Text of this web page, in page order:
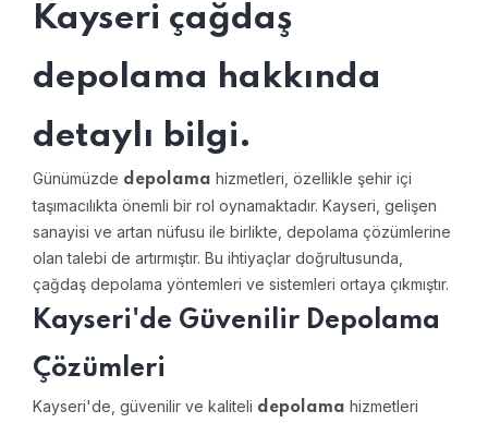
Kayseri çağdaş
depolama hakkında
detaylı bilgi.
Günümüzde depolama hizmetleri, özellikle şehir içi
taşımacılıkta önemli bir rol oynamaktadır. Kayseri, gelişen
sanayisi ve artan nüfusu ile birlikte, depolama çözümlerine
olan talebi de artırmıştır. Bu ihtiyaçlar doğrultusunda,
çağdaş depolama yöntemleri ve sistemleri ortaya çıkmıştır.
Kayseri'de Güvenilir Depolama
Çözümleri
Kayseri'de, güvenilir ve kaliteli depolama hizmetleri